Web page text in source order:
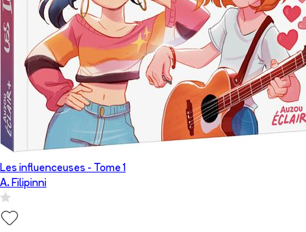
Les influenceuses - Tome 1
A. Filipinni